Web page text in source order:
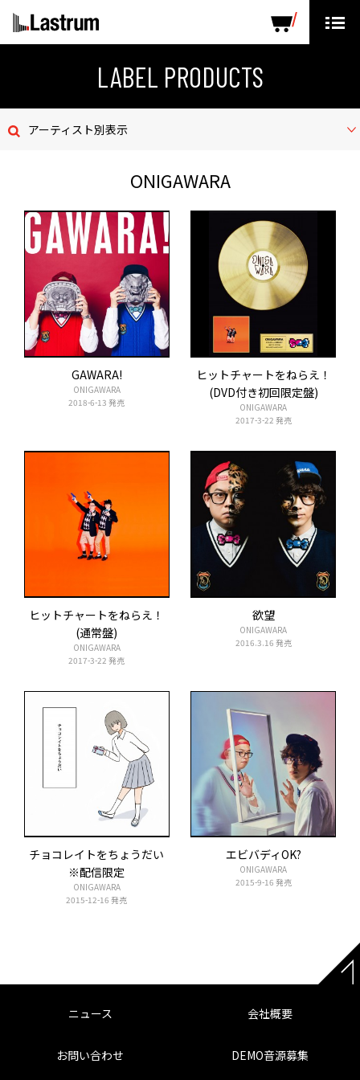
LABEL PRODUCTS
デモテープ
プライバシーポリシー
ENGLISH PAGE
LABEL PRODUCTS
アーティスト別表示
ONIGAWARA
GAWARA!
ONIGAWARA
2018-6-13 発売
ヒットチャートをねらえ！
(DVD付き初回限定盤)
ONIGAWARA
2017-3-22 発売
ヒットチャートをねらえ！
(通常盤)
ONIGAWARA
2017-3-22 発売
欲望
ONIGAWARA
2016.3.16 発売
チョコレイトをちょうだい
※配信限定
ONIGAWARA
2015-12-16 発売
エビバディOK?
ONIGAWARA
2015-9-16 発売
ニュース 会社概要
お問い合わせ DEMO音源募集